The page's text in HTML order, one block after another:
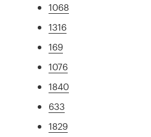
1068
1316
169
1076
1840
633
1829